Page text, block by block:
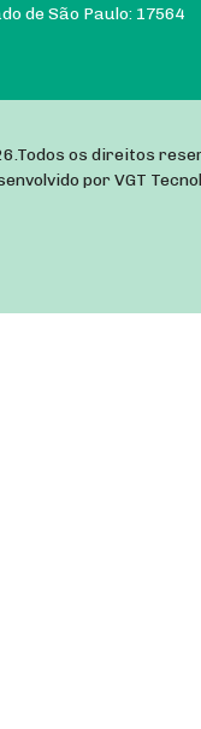
de São Paulo: 17564
os direitos
por VGT